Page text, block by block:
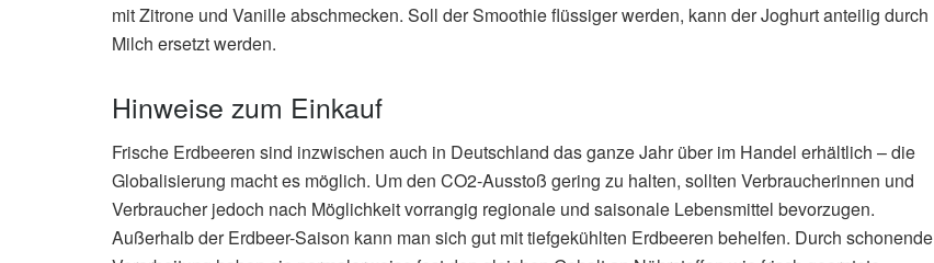
mit Zitrone und Vanille abschmecken. Soll der Smoothie flüssiger werden, kann der Joghurt anteilig durch
Milch ersetzt werden.
Hinweise zum Einkauf
Frische Erdbeeren sind inzwischen auch in Deutschland das ganze Jahr über im Handel erhältlich – die
Globalisierung macht es möglich. Um den CO2-Ausstoß gering zu halten, sollten Verbraucherinnen und
Verbraucher jedoch nach Möglichkeit vorrangig regionale und saisonale Lebensmittel bevorzugen.
Außerhalb der Erdbeer-Saison kann man sich gut mit tiefgekühlten Erdbeeren behelfen. Durch schonende